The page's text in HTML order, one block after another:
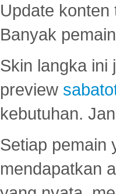
Update
Banyak
Skin langka ini
preview
kebutuhan.
Setiap pemain
mendapatkan